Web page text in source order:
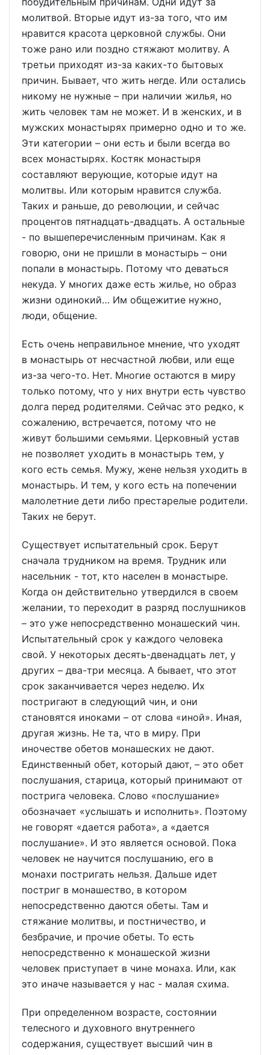
молитвой. Вторые идут из-за того, что им
нравится красота церковной службы. Они
тоже рано или поздно стяжают молитву. А
третьи приходят из-за каких-то бытовых
причин. Бывает, что жить негде. Или остались
никому не нужные – при наличии жилья, но
жить человек там не может. И в женских, и в
мужских монастырях примерно одно и то же.
Эти категории – они есть и были всегда во
всех монастырях. Костяк монастыря
составляют верующие, которые идут на
молитвы. Или которым нравится служба.
Таких и раньше, до революции, и сейчас
процентов пятнадцать-двадцать. А остальные
- по вышеперечисленным причинам. Как я
говорю, они не пришли в монастырь – они
попали в монастырь. Потому что деваться
некуда. У многих даже есть жилье, но образ
жизни одинокий… Им общежитие нужно,
люди, общение.
Есть очень неправильное мнение, что уходят
в монастырь от несчастной любви, или еще
из-за чего-то. Нет. Многие остаются в миру
только потому, что у них внутри есть чувство
долга перед родителями. Сейчас это редко, к
сожалению, встречается, потому что не
живут большими семьями. Церковный устав
не позволяет уходить в монастырь тем, у
кого есть семья. Мужу, жене нельзя уходить в
монастырь. И тем, у кого есть на попечении
малолетние дети либо престарелые родители.
Таких не берут.
Существует испытательный срок. Берут
сначала трудником на время. Трудник или
насельник - тот, кто населен в монастыре.
Когда он действительно утвердился в своем
желании, то переходит в разряд послушников
– это уже непосредственно монашеский чин.
Испытательный срок у каждого человека
свой. У некоторых десять-двенадцать лет, у
других – два-три месяца. А бывает, что этот
срок заканчивается через неделю. Их
постригают в следующий чин, и они
становятся иноками – от слова «иной». Иная,
другая жизнь. Не та, что в миру. При
иночестве обетов монашеских не дают.
Единственный обет, который дают, – это обет
послушания, старица, который принимают от
пострига человека. Слово «послушание»
обозначает «услышать и исполнить». Поэтому
не говорят «дается работа», а «дается
послушание». И это является основой. Пока
человек не научится послушанию, его в
монахи постригать нельзя. Дальше идет
постриг в монашество, в котором
непосредственно даются обеты. Там и
стяжание молитвы, и постничество, и
безбрачие, и прочие обеты. То есть
непосредственно к монашеской жизни
человек приступает в чине монаха. Или, как
это иначе называется у нас - малая схима.
При определенном возрасте, состоянии
телесного и духовного внутреннего
содержания, существует высший чин в